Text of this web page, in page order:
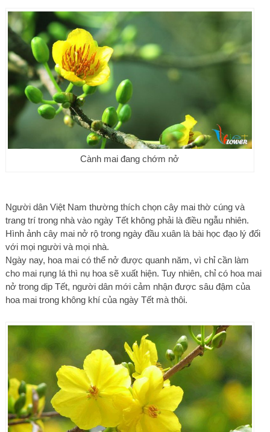
Cành mai đang chớm nở
Người dân Việt Nam thường thích chọn cây mai thờ cúng và
trang trí trong nhà vào ngày Tết không phải là điều ngẫu nhiên.
Hình ảnh cây mai nở rộ trong ngày đầu xuân là bài học đạo lý đối
với mọi người và mọi nhà.
Ngày nay, hoa mai có thể nở được quanh năm, vì chỉ cần làm
cho mai rụng lá thì nụ hoa sẽ xuất hiện. Tuy nhiên, chỉ có hoa mai
nở trong dịp Tết, người dân mới cảm nhận được sâu đậm của
hoa mai trong không khí của ngày Tết mà thôi.